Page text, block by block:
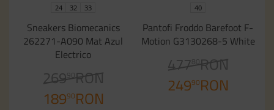
24 32 33
Sneakers Biomecanics
262271-A090 Mat Azul
Electrico
269 90RON
18990RON
40
Pantofi Froddo Barefoot F-
Motion G3130268-5 White
477 80RON
24990RON